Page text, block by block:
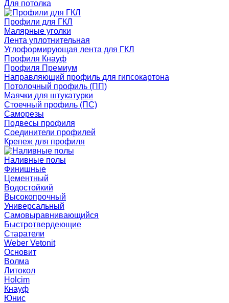
Для потолка
Профили для ГКЛ
Малярные уголки
Лента уплотнительная
Углоформирующая лента для ГКЛ
Профиля Кнауф
Профиля Премиум
Направляющий профиль для гипсокартона
Потолочный профиль (ПП)
Маячки для штукатурки
Стоечный профиль (ПС)
Саморезы
Подвесы профиля
Соединители профилей
Крепеж для профиля
Наливные полы
Финишные
Цементный
Водостойкий
Высокопрочный
Универсальный
Самовыравнивающийся
Быстротвердеющие
Старатели
Weber Vetonit
Основит
Волма
Литокол
Holcim
Кнауф
Юнис